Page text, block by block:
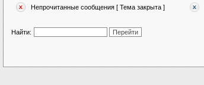
Непрочитанные сообщения [ Тема закрыта ]
Найти: